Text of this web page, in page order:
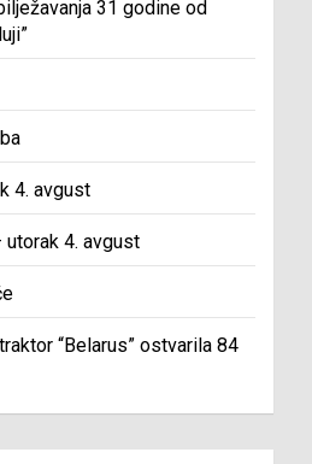
31 godine od
4. avgust
utorak 4. avgust
“Belarus” ostvarila 84